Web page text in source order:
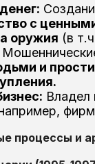
с
оружия (в
и
Владел
процессы и